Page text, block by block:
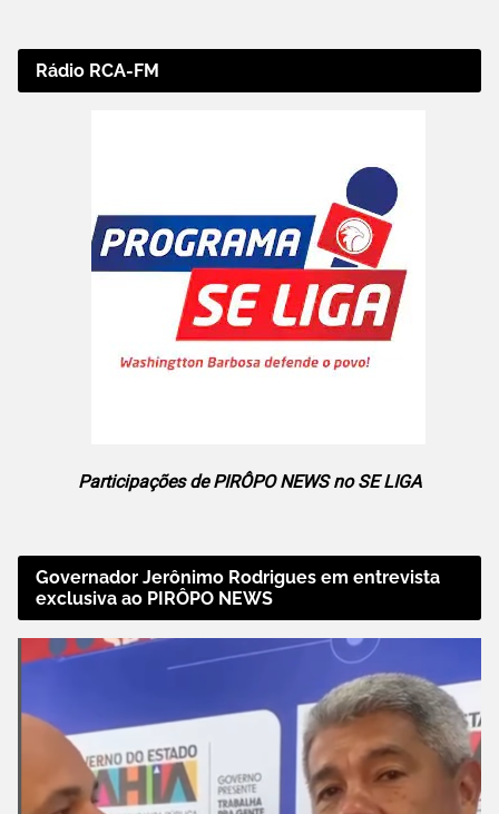
Rádio RCA-FM
Participações de PIRÔPO NEWS no SE LIGA
Governador Jerônimo Rodrigues em entrevista
exclusiva ao PIRÔPO NEWS